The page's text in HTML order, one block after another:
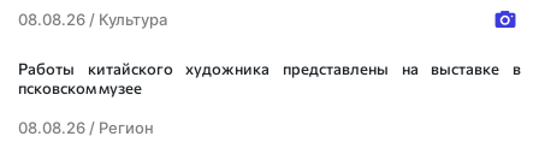
08.08.26 / Культура
Работы китайского художника представлены на выставке в
псковском музее
08.08.26 / Регион